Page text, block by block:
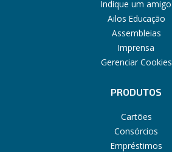
Indique um amigo
Ailos Educação
Assembleias
Imprensa
Gerenciar Cookies
PRODUTOS
Cartões
Consórcios
Empréstimos